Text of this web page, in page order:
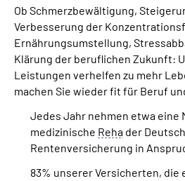
Ob Schmerzbewältigung,
Verbesserung der
Ernährungsumstellung,
Klärung der beruflichen Zukunft:
Leistungen verhelfen zu mehr
machen Sie wieder fit für Beruf
Jedes Jahr nehmen etwa eine
medizinische Reha der
Rentenversicherung in
83% unserer Versicherten, die